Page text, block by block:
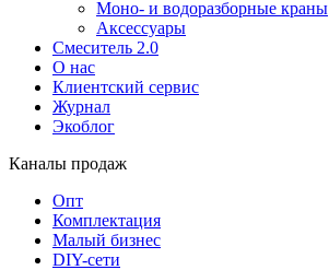
Моно- и водоразборные краны
Аксессуары
Смеситель 2.0
О нас
Клиентский сервис
Журнал
Экоблог
Каналы продаж
Опт
Комплектация
Малый бизнес
DIY-сети